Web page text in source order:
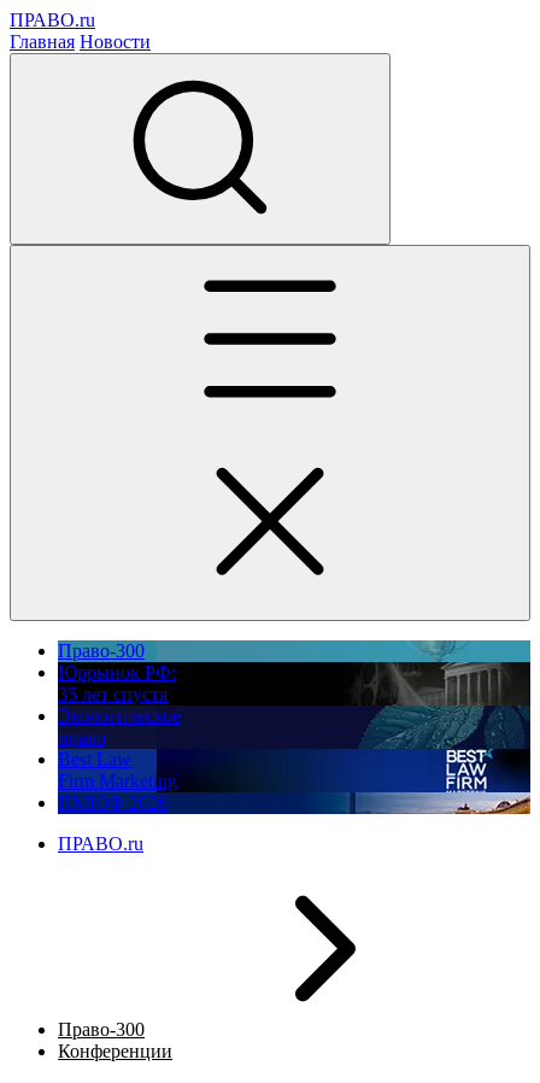
ПРАВО.ru
Главная Новости
Право-300
Юррынок РФ:
35 лет спустя
Экологическое
право
Best Law
Firm Marketing
ПМЮФ 2026
ПРАВО.ru
Право-300
Конференции